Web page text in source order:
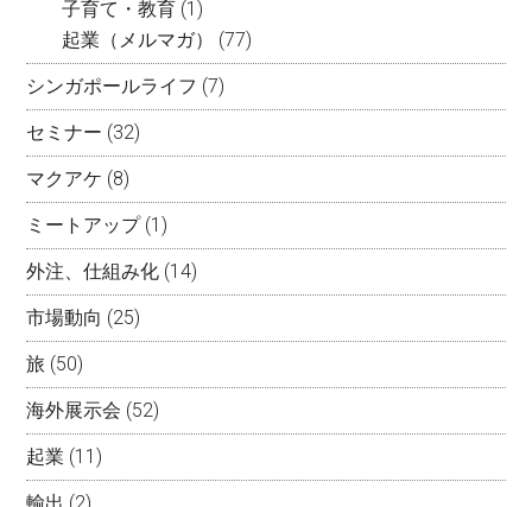
子育て・教育 (1)
起業（メルマガ）
(77)
シンガポールライフ (7)
セミナー (32)
マクアケ (8)
ミートアップ(1)
外注、仕組み化 (14)
市場動向 (25)
旅 (50)
海外展示会 (52)
起業 (11)